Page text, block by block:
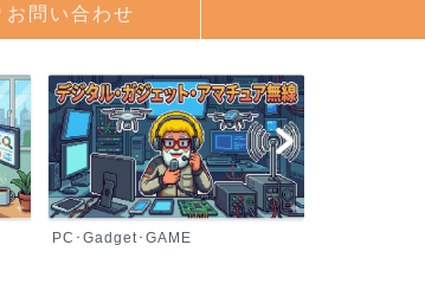
お問い合わせ
PC･Gadget･GAME